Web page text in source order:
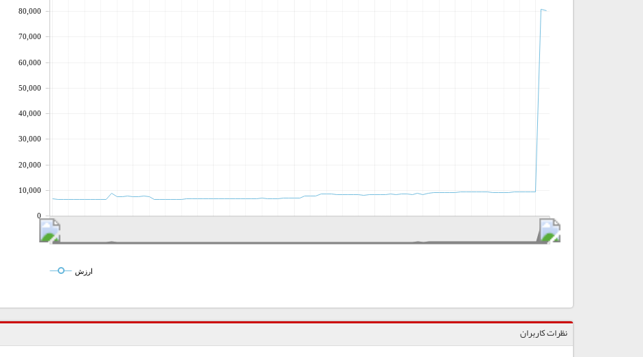
0
10,000
20,000
30,000
40,000
50,000
60,000
70,000
80,000
ارزش
نظرات کاربران